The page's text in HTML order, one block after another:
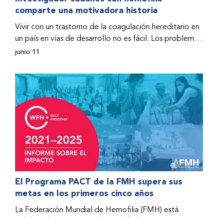
hospitalizado y terminó con daños graves en ambas
donado a través del Programa de Ayuda Humanitaria
de la Federación Mundial de Hemofilia (FMH) cuando
Fendi encontró la esperanza de una vida mejor.
comparte una motivadora historia
Vivir con un trastorno de la coagulación hereditario en
un país en vías de desarrollo no es fácil. Los problemas
se multiplican drásticamente cuando el país también
Hashim, hombre sudanés con hemofilia B, la vida no
representaba más que retos cotidianos hasta que la
asistencia proporcionada por la Federación Mundial
de Hemofilia (FMH) y su Programa de Ayuda
Humanitaria salvo su vida.
junio 11
El Programa PACT de la FMH supera sus
metas en los primeros cinco años
La Federación Mundial de Hemofilia (FMH) está